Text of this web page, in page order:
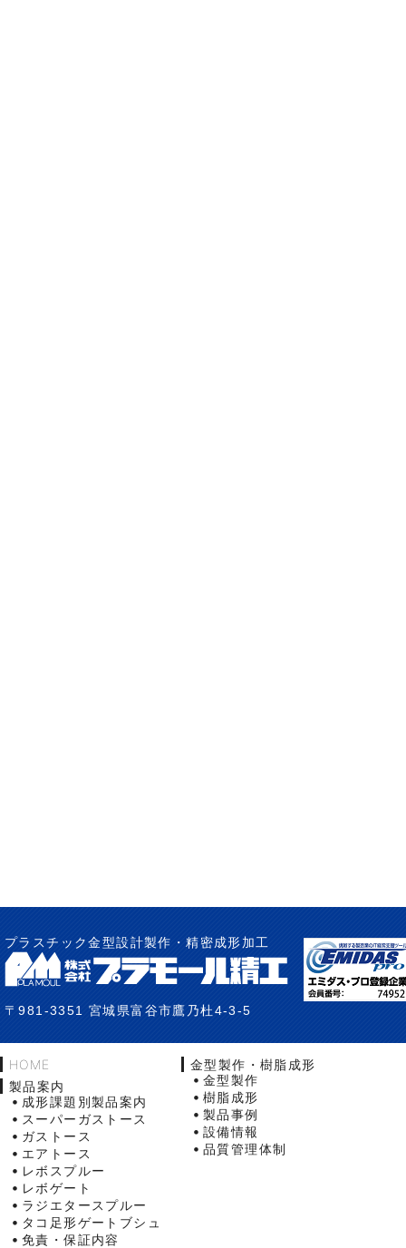
プラスチック金型設計製作・精密成形加工
〒981-3351 宮城県富谷市鷹乃杜4-3-5
HOME
製品案内
成形課題別製品案内
スーパーガストース
ガストース
エアトース
レボスプルー
レボゲート
ラジエタースプルー
タコ足形ゲートブシュ
免責・保証内容
金型製作・樹脂成形
金型製作
樹脂成形
製品事例
設備情報
品質管理体制